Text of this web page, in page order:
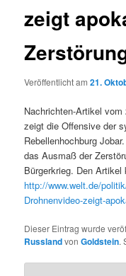
zeigt
Veröffentlicht am21.
Nachrichten-Artikel
zeigt die Offensive der
Rebellenhochburg
das Ausmaß der
Bürgerkrieg. Den
http://www.welt.de/
Drohnenvideo-zeigt-
Dieser Eintrag wurde
RusslandvonGoldstein.